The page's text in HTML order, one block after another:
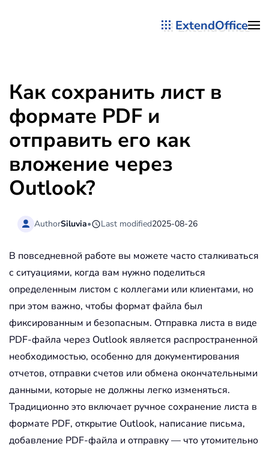
ExtendOffice
Как сохранить лист в
формате PDF и
отправить его как
вложение через
Outlook?
AuthorSiluvia• Last modified2025-08-26
В повседневной работе вы можете часто сталкиваться
с ситуациями, когда вам нужно поделиться
определенным листом с коллегами или клиентами, но
при этом важно, чтобы формат файла был
фиксированным и безопасным. Отправка листа в виде
PDF-файла через Outlook является распространенной
необходимостью, особенно для документирования
отчетов, отправки счетов или обмена окончательными
данными, которые не должны легко изменяться.
Традиционно это включает ручное сохранение листа в
формате PDF, открытие Outlook, написание письма,
добавление PDF-файла и отправку — что утомительно